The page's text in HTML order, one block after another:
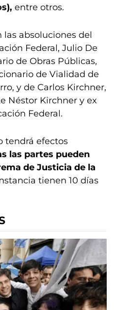
entre otros.
las absoluciones del
Federal, Julio De
de Obras Públicas,
de Vialidad de
y de Carlos Kirchner,
Néstor Kirchner y ex
Federal.
tendrá efectos
las partes pueden
de Justicia de la
tienen 10 días